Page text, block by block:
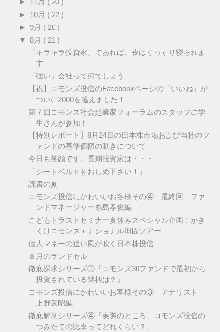
► 11月 ( 20 )
► 10月 ( 22 )
► 9月 ( 20 )
▼ 8月 ( 21 )
「キラキラ投資家」であれば、夜はぐっすり寝られま
す
「強い」会社って何でしょう
【祝】コモンズ投信のFacebookページの「いいね」が
ついに2000を越えました！
第７回コモンズ社会起業家フォーラムのスタッフに学
生さんが参加！
【特別レポート】8月24日の日本株市場および当社のフ
ァンドの基準価額の動きについて
今日も笑顔です。長期投資家は・・・
「シートベルトをおしめ下さい！」
読書の夏
コモンズ投信にかわいいお客様その④ 最終回 ファ
ンドマネージャー糸島孝俊編
こどもトラストセミナー夏休みスペシャル企画！かき
くけコモンズ＋ナショナル田園ツアー
個人マネーの追い風が吹く日本株投信
８月のランドセル
徹底探求シリーズ①『コモンズ30ファンドで最初から
投資されている銘柄は？』
コモンズ投信にかわいいお客様その③ アナリスト
上野武昭編
徹底解剖シリーズ④「実際のところ、コモンズ投信の
つみたての比率ってどれくらい？」